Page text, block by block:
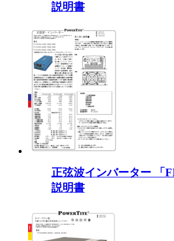
説明書
正弦波インバーター 「
説明書